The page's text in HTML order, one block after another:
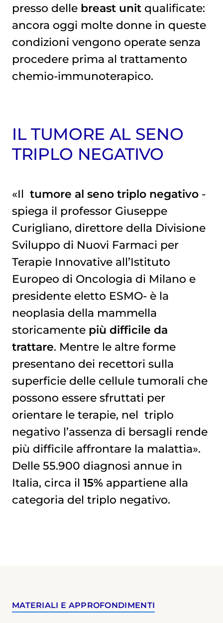
presso delle breast unitqualificate:
ancora oggi molte donne in queste
condizioni vengono operate senza
procedere prima al trattamento
chemio-immunoterapico.
IL TUMORE AL SENO
TRIPLO NEGATIVO
«Il tumore al seno triplo negativo -
spiega il professor Giuseppe
Curigliano, direttore della Divisione
Sviluppo di Nuovi Farmaci per
Terapie Innovative all’Istituto
Europeo di Oncologia di Milano e
presidente eletto ESMO- è la
neoplasia della mammella
storicamente più difficile da
trattare. Mentre le altre forme
presentano dei recettori sulla
superficie delle cellule tumorali che
possono essere sfruttati per
orientare le terapie, nel triplo
negativo l’assenza di bersagli rende
più difficile affrontare la malattia».
Delle 55.900 diagnosi annue in
Italia, circa il 15%appartiene alla
categoria del triplo negativo.
MATERIALI E APPROFONDIMENTI